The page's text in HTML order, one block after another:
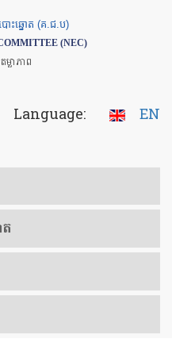
ោះឆ្នោត (គ.ជ.ប)
(NEC)
ម្លាភាព
Language: EN
ត